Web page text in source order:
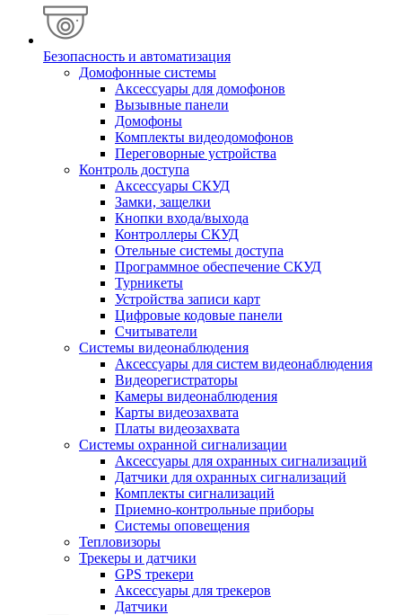
Безопасность и автоматизация
Домофонные системы
Аксессуары для домофонов
Вызывные панели
Домофоны
Комплекты видеодомофонов
Переговорные устройства
Контроль доступа
Аксессуары СКУД
Замки, защелки
Кнопки входа/выхода
Контроллеры СКУД
Отельные системы доступа
Программное обеспечение СКУД
Турникеты
Устройства записи карт
Цифровые кодовые панели
Считыватели
Системы видеонаблюдения
Аксессуары для систем видеонаблюдения
Видеорегистраторы
Камеры видеонаблюдения
Карты видеозахвата
Платы видеозахвата
Системы охранной сигнализации
Аксессуары для охранных сигнализаций
Датчики для охранных сигнализаций
Комплекты сигнализаций
Приемно-контрольные приборы
Системы оповещения
Тепловизоры
Трекеры и датчики
GPS трекери
Аксессуары для трекеров
Датчики